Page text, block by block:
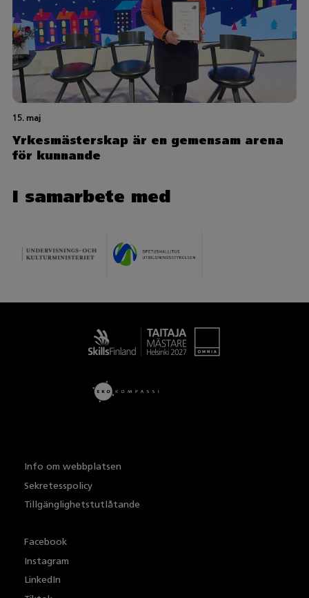
15. maj
Yrkesmästerskap är en gemensam arena
för kunnande
I samarbete med
Info om webbplatsen
Sekretesspolicy
Tillgänglighetstutlåtande
Facebook
Instagram
LinkedIn